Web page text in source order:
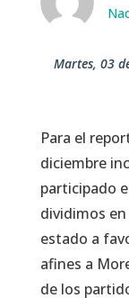
martes, 03
Para el
diciembre
participado
dividimos
estado a
afines a
de los